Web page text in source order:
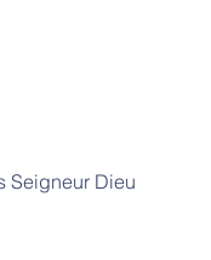
Seigneur Dieu